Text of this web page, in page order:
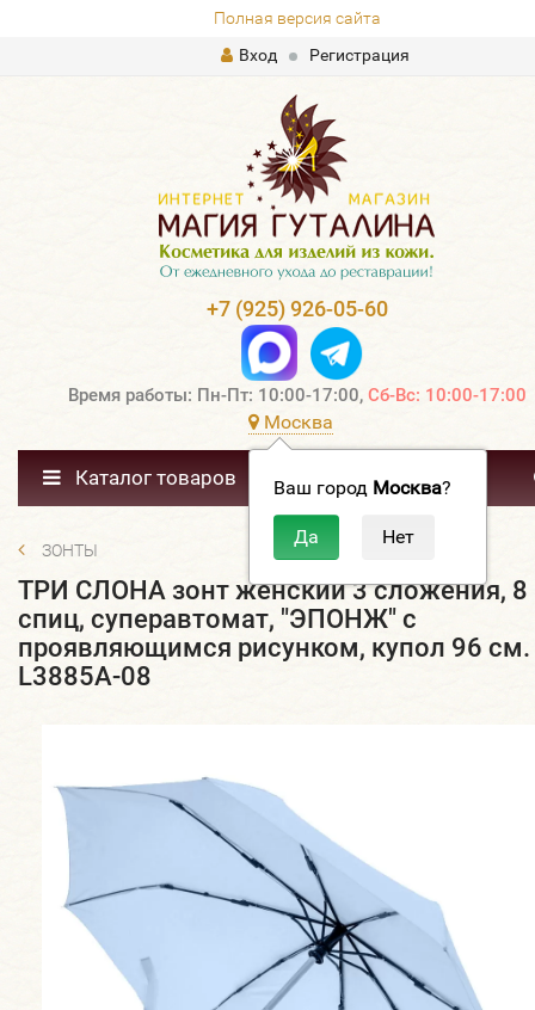
Полная версия сайта
Вход
Регистрация
+7 (925) 926-05-60
Время работы: Пн-Пт: 10:00-17:00, Сб-Вс: 10:00-17:00
Москва
Ваш город Москва?
Каталог товаров
ЗОНТЫ
ТРИ СЛОНА зонт женский 3 сложения, 8
спиц, суперавтомат, "ЭПОНЖ" с
проявляющимся рисунком, купол 96 см.
L3885A-08